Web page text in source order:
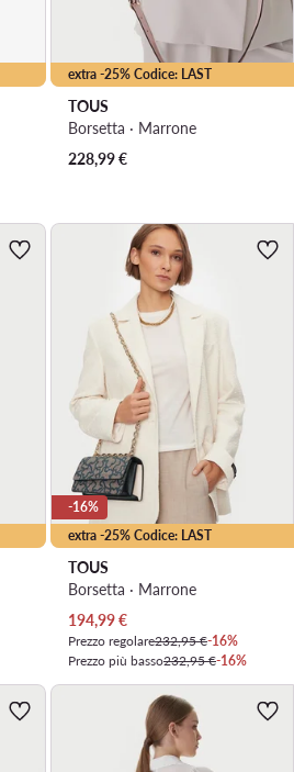
extra -25% Codice: LAST
TOUS
Borsetta · Marrone
228,99€
extra -25% Codice: LAST
-16%
TOUS
Borsetta · Marrone
Prezzo attuale
194,99€
Prezzo regolare232,95 €-16%
Prezzo più basso232,95 €-16%